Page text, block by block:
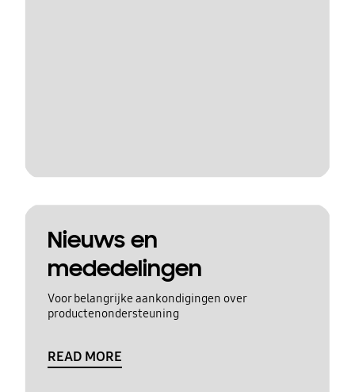
Nieuws en
mededelingen
Voor belangrijke aankondigingen over
productenondersteuning
READ MORE